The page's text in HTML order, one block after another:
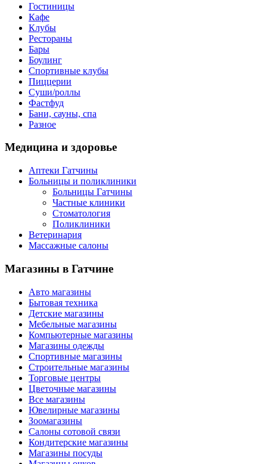
Гостиницы
Кафе
Клубы
Рестораны
Бары
Боулинг
Спортивные клубы
Пиццерии
Суши/роллы
Фастфуд
Бани, сауны, спа
Разное
Медицина и здоровье
Аптеки Гатчины
Больницы и поликлиники
Больницы Гатчины
Частные клиники
Стоматология
Поликлиники
Ветеринария
Массажные салоны
Магазины в Гатчине
Авто магазины
Бытовая техника
Детские магазины
Мебельные магазины
Компьютерные магазины
Магазины одежды
Спортивные магазины
Строительные магазины
Торговые центры
Цветочные магазины
Все магазины
Ювелирные магазины
Зоомагазины
Салоны сотовой связи
Кондитерские магазины
Магазины посуды